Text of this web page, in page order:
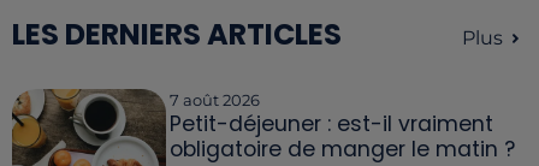
LES DERNIERS ARTICLES Plus
7 août 2026
Petit-déjeuner : est-il vraiment
obligatoire de manger le matin ?